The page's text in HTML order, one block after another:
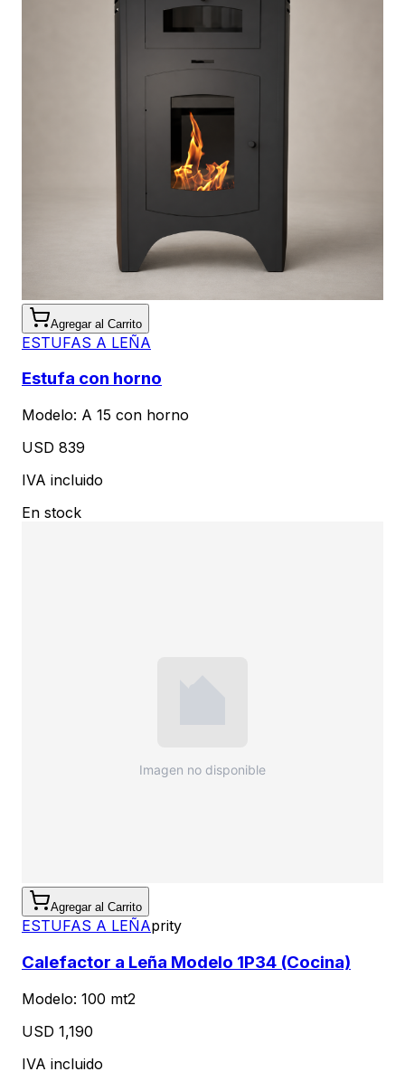
Agregar al Carrito
ESTUFAS A LEÑA
Estufa con horno
Modelo: A 15 con horno
USD 839
IVA incluido
En stock
Agregar al Carrito
ESTUFAS A LEÑAprity
Calefactor a Leña Modelo 1P34 (Cocina)
Modelo: 100 mt2
USD 1,190
IVA incluido